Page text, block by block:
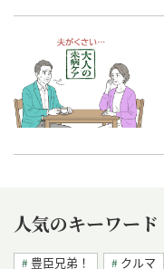
人気のキーワード
豊臣兄弟！ クルマ